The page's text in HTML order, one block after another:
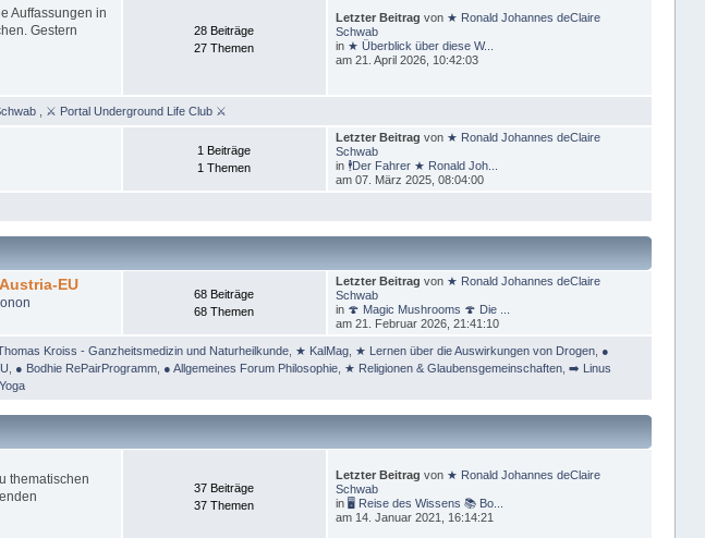
Auffassungen in
Gestern
28 Beiträge
27 Themen
Letzter Beitrag von ★ Ronald Johannes deClaire
Schwab
in ★ Überblick über diese W...
am 21. April 2026, 10:42:03
⚔ Portal Underground Life Club ⚔
1 Beiträge
1 Themen
Letzter Beitrag von ★ Ronald Johannes deClaire
Schwab
in 🕴Der Fahrer ★ Ronald Joh...
am 07. März 2025, 08:04:00
EU
68 Beiträge
68 Themen
Letzter Beitrag von ★ Ronald Johannes deClaire
Schwab
in 🍄 Magic Mushrooms 🍄 Die ...
am 21. Februar 2026, 21:41:10
Kroiss - Ganzheitsmedizin und Naturheilkunde, ★ KalMag, ★ Lernen über die Auswirkungen von Drogen, ●
● Bodhie RePairProgramm, ● Allgemeines Forum Philosophie, ★ Religionen & Glaubensgemeinschaften, ➡️ Linus
thematischen
37 Beiträge
37 Themen
Letzter Beitrag von ★ Ronald Johannes deClaire
Schwab
in 🖥 Reise des Wissens 📚 Bo...
am 14. Januar 2021, 16:14:21